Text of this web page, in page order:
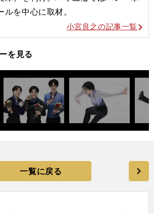
ルを中心に取材。
小宮良之の記事一覧
を見る
一覧に戻る